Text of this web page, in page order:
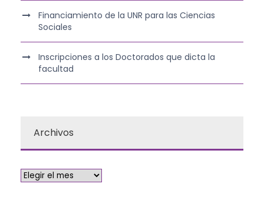
Financiamiento de la UNR para las Ciencias
Sociales
Inscripciones a los Doctorados que dicta la
facultad
Archivos